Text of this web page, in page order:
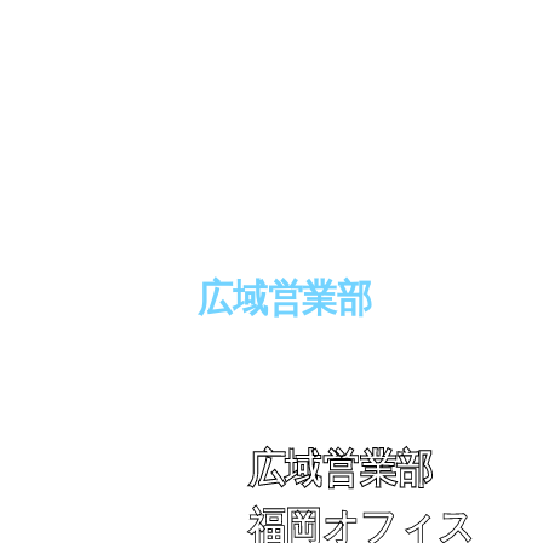
広域営業部
福岡オフィス
広域営業部